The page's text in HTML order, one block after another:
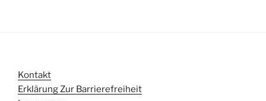
Kontakt
Erklärung Zur Barrierefreiheit